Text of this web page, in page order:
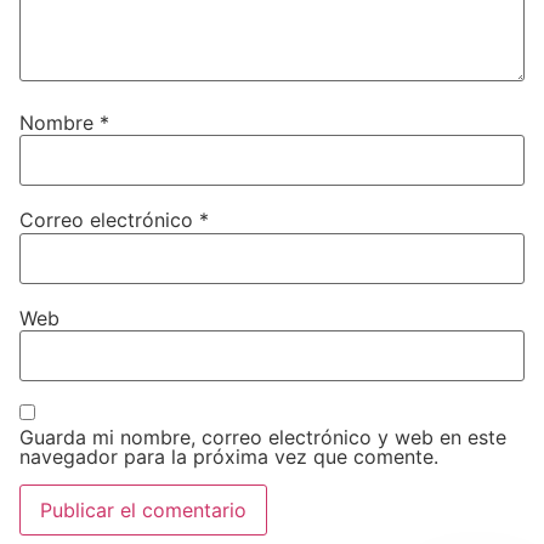
Nombre *
Correo electrónico *
Web
Guarda mi nombre, correo electrónico y web en este
navegador para la próxima vez que comente.